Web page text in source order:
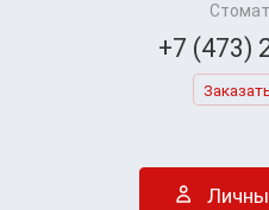
+7 (473)